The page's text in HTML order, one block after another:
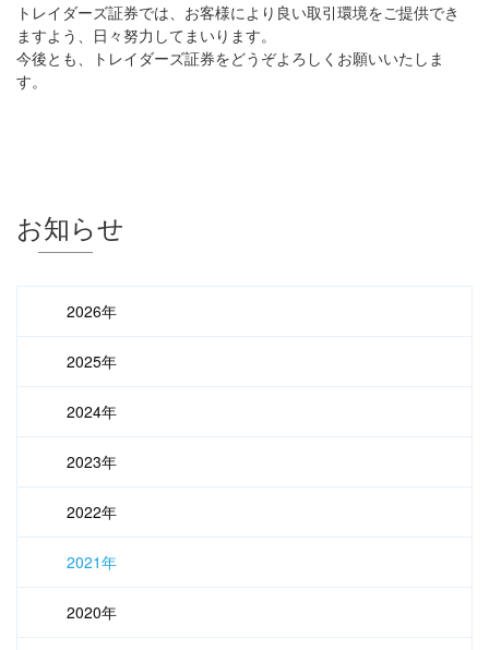
トレイダーズ証券では、お客様により良い取引環境をご提供でき
ますよう、日々努力してまいります。
今後とも、トレイダーズ証券をどうぞよろしくお願いいたしま
す。
お知らせ
2026年
2025年
2024年
2023年
2022年
2021年
2020年